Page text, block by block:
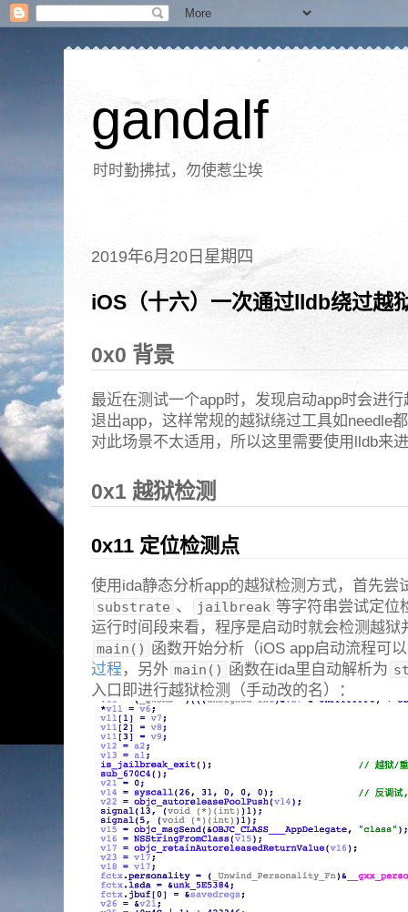
gandalf
时时勤拂拭，勿使惹尘埃
2019年6月20日星期四
iOS（十六）一次通过lldb绕过越
0x0 背景
最近在测试一个app时，发现启动app时会进
退出app，这样常规的越狱绕过工具如needle
对此场景不太适用，所以这里需要使用lldb来
0x1 越狱检测
0x11 定位检测点
使用ida静态分析app的越狱检测方式，首先尝
substrate 、 jailbreak 等字符串尝试定位
运行时间段来看，程序是启动时就会检测越狱
main() 函数开始分析（iOS app启动流程可
过程 ，另外 main() 函数在ida里自动解析为
入口即进行越狱检测（手动改的名）：